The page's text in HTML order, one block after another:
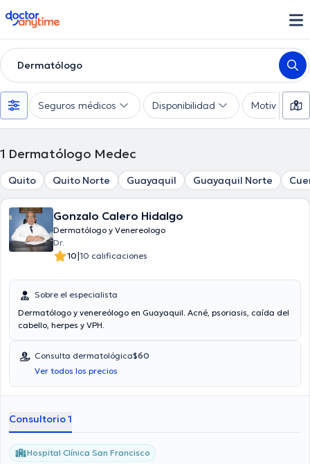
doctoranytime
Dermatólogo
Seguros médicos Disponibilidad Motivo de
1 Dermatólogo Medec
Quito Quito Norte Guayaquil Guayaquil Norte
Gonzalo Calero Hidalgo
Dermatólogo y Venereologo
Dr.
10|10 calificaciones
Sobre el especialista
Dermatólogo y venereólogo en Guayaquil. Acné, psoriasis, caída del
cabello, herpes y VPH.
Consulta dermatológica$60
Ver todos los precios
Consultorio 1
Hospital Clínica San Francisco